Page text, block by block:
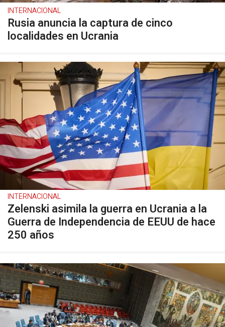
INTERNACIONAL
Rusia anuncia la captura de cinco
localidades en Ucrania
INTERNACIONAL
Zelenski asimila la guerra en Ucrania a la
Guerra de Independencia de EEUU de hace
250 años